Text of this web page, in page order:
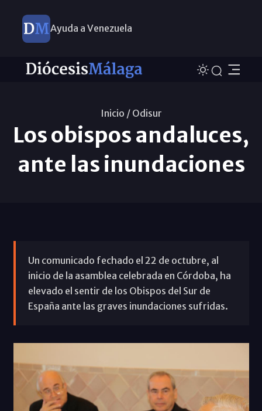
Ayuda a Venezuela
Inicio / Odisur
Los obispos andaluces,
ante las inundaciones
Un comunicado fechado el 22 de octubre, al
inicio de la asamblea celebrada en Córdoba, ha
elevado el sentir de los Obispos del Sur de
España ante las graves inundaciones sufridas.